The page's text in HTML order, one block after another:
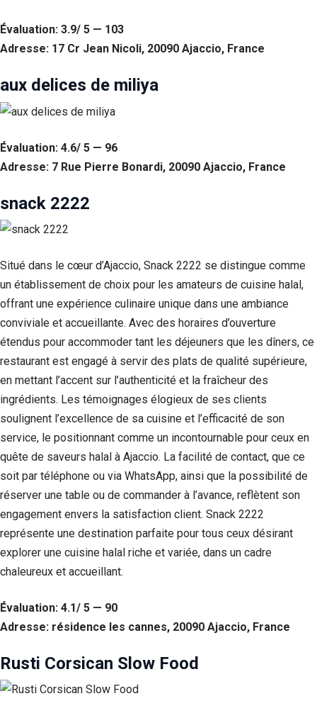
Évaluation: 3.9/ 5 — 103
Adresse: 17 Cr Jean Nicoli, 20090 Ajaccio, France
aux delices de miliya
Évaluation: 4.6/ 5 — 96
Adresse: 7 Rue Pierre Bonardi, 20090 Ajaccio, France
snack 2222
Situé dans le cœur d’Ajaccio, Snack 2222 se distingue comme
un établissement de choix pour les amateurs de cuisine halal,
offrant une expérience culinaire unique dans une ambiance
conviviale et accueillante. Avec des horaires d’ouverture
étendus pour accommoder tant les déjeuners que les dîners, ce
restaurant est engagé à servir des plats de qualité supérieure,
en mettant l’accent sur l’authenticité et la fraîcheur des
ingrédients. Les témoignages élogieux de ses clients
soulignent l’excellence de sa cuisine et l’efficacité de son
service, le positionnant comme un incontournable pour ceux en
quête de saveurs halal à Ajaccio. La facilité de contact, que ce
soit par téléphone ou via WhatsApp, ainsi que la possibilité de
réserver une table ou de commander à l’avance, reflètent son
engagement envers la satisfaction client. Snack 2222
représente une destination parfaite pour tous ceux désirant
explorer une cuisine halal riche et variée, dans un cadre
chaleureux et accueillant.
Évaluation: 4.1/ 5 — 90
Adresse: résidence les cannes, 20090 Ajaccio, France
Rusti Corsican Slow Food
nous
améliorer la
et la structure
du site Web,
en fonction
dont le site
Web est
utilisé.
Experience
Afin que notre
site Web
fonctionne
aussi bien que
possible lors
de votre visite.
Si vous
refusez ces
cookies,
certaines
fonctionnalités
disparaîtront
du site Web.
Marketing
En partageant
votre intérêt et
votre
comportement
visitez notre
augmentez les
chances de
voir du
offres
personnalisés.